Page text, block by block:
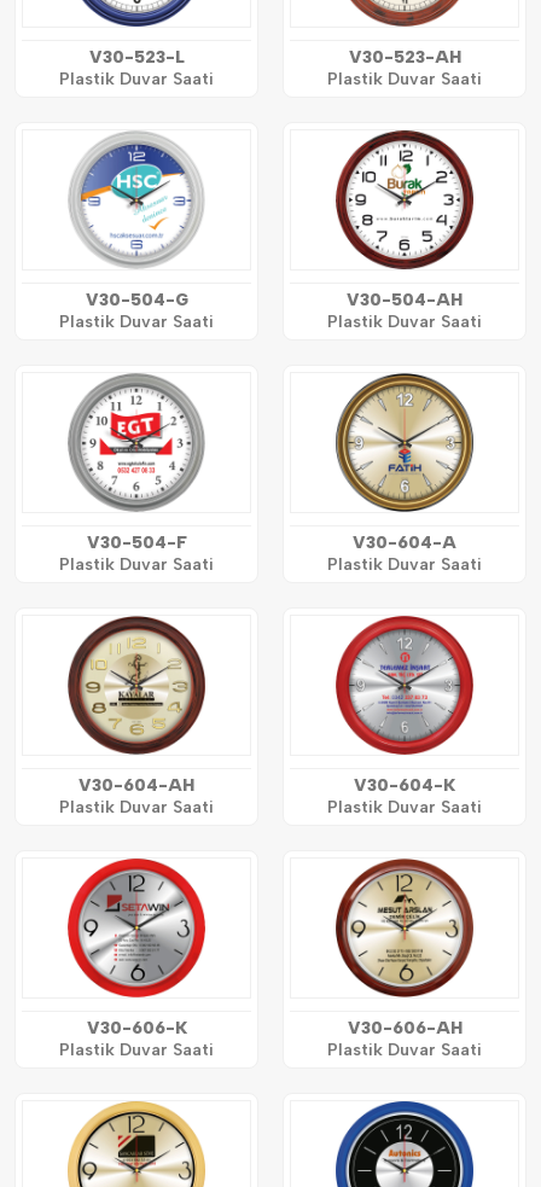
V30-523-L
Plastik Duvar Saati
V30-523-AH
Plastik Duvar Saati
V30-504-G
Plastik Duvar Saati
V30-504-AH
Plastik Duvar Saati
V30-504-F
Plastik Duvar Saati
V30-604-A
Plastik Duvar Saati
V30-604-AH
Plastik Duvar Saati
V30-604-K
Plastik Duvar Saati
V30-606-K
Plastik Duvar Saati
V30-606-AH
Plastik Duvar Saati